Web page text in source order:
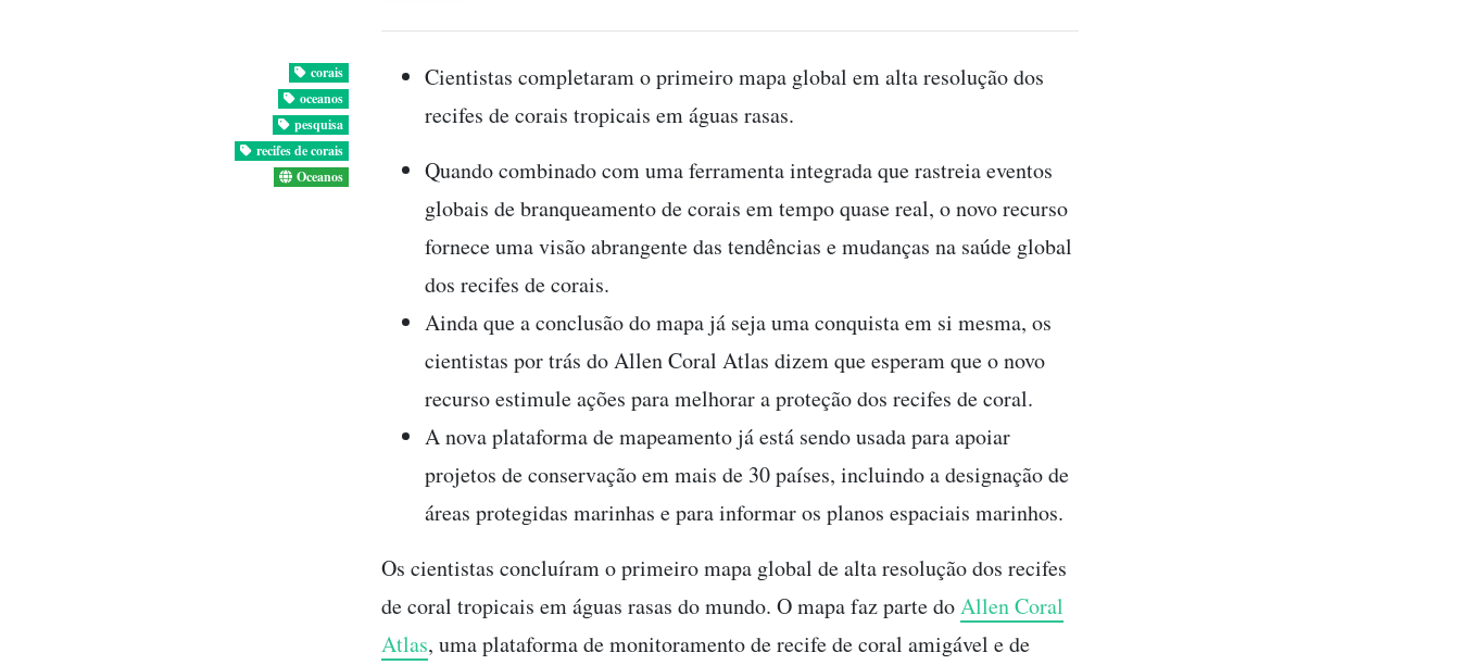
corais
oceanos
pesquisa
recifes de corais
Oceanos
Cientistas completaram o primeiro mapa global em alta resolução dos
recifes de corais tropicais em águas rasas.
Quando combinado com uma ferramenta integrada que rastreia eventos
globais de branqueamento de corais em tempo quase real, o novo recurso
fornece uma visão abrangente das tendências e mudanças na saúde global
dos recifes de corais.
Ainda que a conclusão do mapa já seja uma conquista em si mesma, os
cientistas por trás do Allen Coral Atlas dizem que esperam que o novo
recurso estimule ações para melhorar a proteção dos recifes de coral.
A nova plataforma de mapeamento já está sendo usada para apoiar
projetos de conservação em mais de 30 países, incluindo a designação de
áreas protegidas marinhas e para informar os planos espaciais marinhos.
Os cientistas concluíram o primeiro mapa global de alta resolução dos recifes
de coral tropicais em águas rasas do mundo. O mapa faz parte doAllen Coral
Atlas, uma plataforma de monitoramento de recife de coral amigável e de